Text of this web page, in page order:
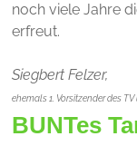
noch viele Jahre
erfreut.
Siegbert Felzer,
ehemals 1. Vorsitzender des
BUNTes